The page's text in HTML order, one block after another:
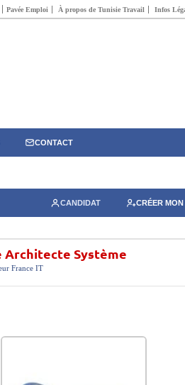
Pavée Emploi À propos de Tunisie Travail Infos
CONTACT
CANDIDAT CRÉER
Architecte Système
France IT